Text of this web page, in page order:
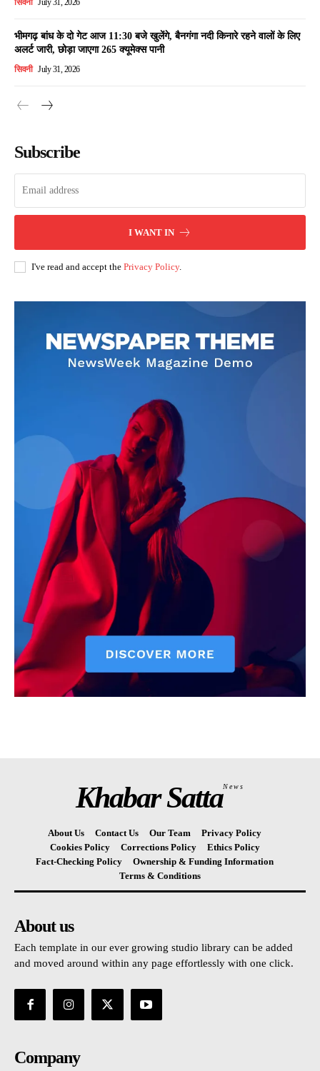
सिवनी July 31, 2026
भीमगढ़ बांध के दो गेट आज 11:30 बजे खुलेंगे, बैनगंगा नदी किनारे रहने वालों के लिए
अलर्ट जारी, छोड़ा जाएगा 265 क्यूमेक्स पानी
सिवनी July 31, 2026
Subscribe
I WANT IN
I've read and accept the Privacy Policy.
Khabar SattaNews
About Us Contact Us Our Team
Privacy Policy
Cookies Policy
Corrections Policy
Ethics Policy
Fact-Checking Policy
Ownership & Funding Information
Terms & Conditions
About us
Each template in our ever growing studio library can be added
and moved around within any page effortlessly with one click.
Company